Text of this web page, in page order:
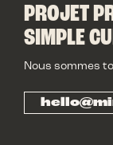
PROJET
SIMPLE
Nous sommes